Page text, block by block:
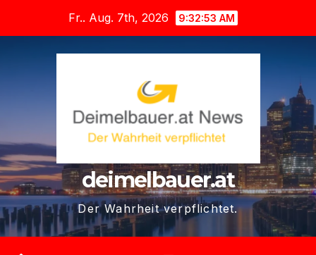
Fr.. Aug. 7th, 2026 9:32:55 AM
deimelbauer.at
Der Wahrheit verpflichtet.